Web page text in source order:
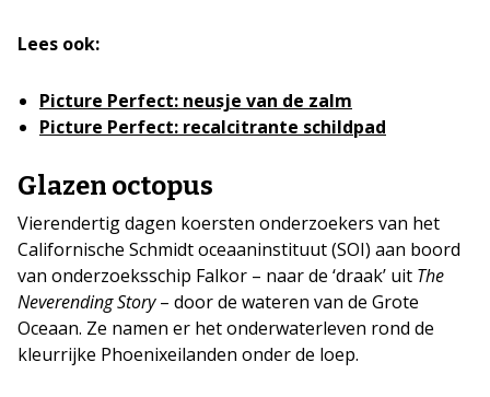
Lees ook:
Picture Perfect: neusje van de zalm
Picture Perfect: recalcitrante schildpad
Glazen octopus
Vierendertig dagen koersten onderzoekers van het
Californische Schmidt oceaaninstituut (SOI) aan boord
van onderzoeksschip Falkor – naar de ‘draak’ uit The
Neverending Story– door de wateren van de Grote
Oceaan. Ze namen er het onderwaterleven rond de
kleurrijke Phoenixeilanden onder de loep.